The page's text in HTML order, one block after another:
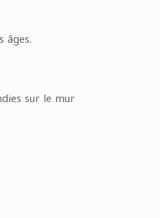
âges.
sur le mur